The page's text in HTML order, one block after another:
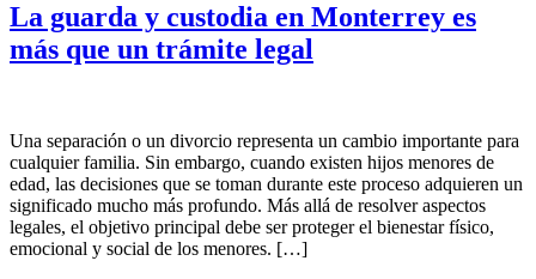
La guarda y custodia en Monterrey es
más que un trámite legal
Una separación o un divorcio representa un cambio importante para
cualquier familia. Sin embargo, cuando existen hijos menores de
edad, las decisiones que se toman durante este proceso adquieren un
significado mucho más profundo. Más allá de resolver aspectos
legales, el objetivo principal debe ser proteger el bienestar físico,
emocional y social de los menores. […]